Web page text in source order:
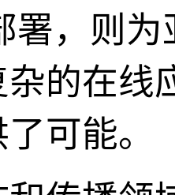
署，则
的在线
可能。